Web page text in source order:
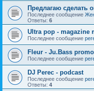
Предлагаю сделать
Последнее сообщение
Ответы: 6
Ultra pop - magazine
Последнее сообщение
Fleur - Ju.Bass
Последнее сообщение
DJ Perec - podcast
Последнее сообщение
Ответы: 4